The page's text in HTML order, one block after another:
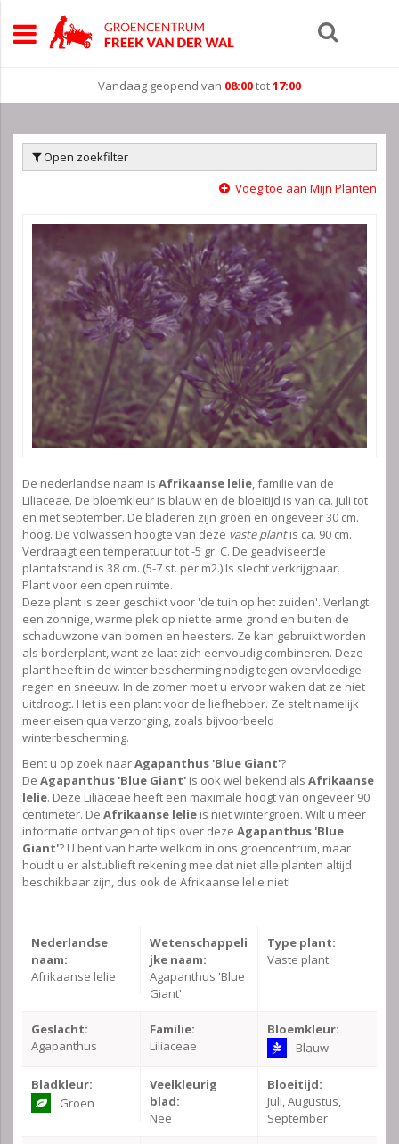
Vandaag geopend van 08:00tot17:00
Open zoekfilter
Voeg toe aan Mijn Planten
De nederlandse naam is Afrikaanse lelie, familie van de
Liliaceae. De bloemkleur is blauw en de bloeitijd is van ca. juli tot
en met september. De bladeren zijn groen en ongeveer 30 cm.
hoog. De volwassen hoogte van deze vaste plantis ca. 90 cm.
Verdraagt een temperatuur tot -5 gr. C. De geadviseerde
plantafstand is 38 cm. (5-7 st. per m2.) Is slecht verkrijgbaar.
Plant voor een open ruimte.
Deze plant is zeer geschikt voor 'de tuin op het zuiden'. Verlangt
een zonnige, warme plek op niet te arme grond en buiten de
schaduwzone van bomen en heesters. Ze kan gebruikt worden
als borderplant, want ze laat zich eenvoudig combineren. Deze
plant heeft in de winter bescherming nodig tegen overvloedige
regen en sneeuw. In de zomer moet u ervoor waken dat ze niet
uitdroogt. Het is een plant voor de liefhebber. Ze stelt namelijk
meer eisen qua verzorging, zoals bijvoorbeeld
winterbescherming.
Bent u op zoek naarAgapanthus 'Blue Giant'?
De Agapanthus 'Blue Giant' is ook wel bekend als Afrikaanse
lelie. Deze Liliaceae heeft een maximale hoogt van ongeveer 90
centimeter. De Afrikaanse lelie is niet wintergroen. Wilt u meer
informatie ontvangen of tips over deze Agapanthus 'Blue
Giant'? U bent van harte welkom in ons groencentrum, maar
houdt u er alstublieft rekening mee dat niet alle planten altijd
beschikbaar zijn, dus ook de Afrikaanse lelie niet!
Nederlandse
naam:
Afrikaanse lelie
Wetenschappeli
jke naam:
Agapanthus 'Blue
Giant'
Type plant:
Vaste plant
Geslacht:
Agapanthus
Familie:
Liliaceae
Bloemkleur:
Blauw
Bladkleur:
Groen
Veelkleurig
blad:
Nee
Bloeitijd:
Juli, Augustus,
September